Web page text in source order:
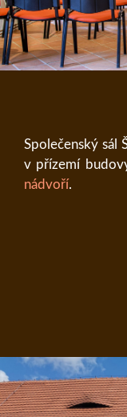
Společenský sál
v přízemí
nádvoří.